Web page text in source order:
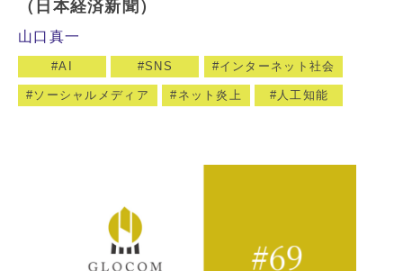
（日本経済新聞）
山口真一
AI SNS インターネット社会
ソーシャルメディア ネット炎上 人工知能